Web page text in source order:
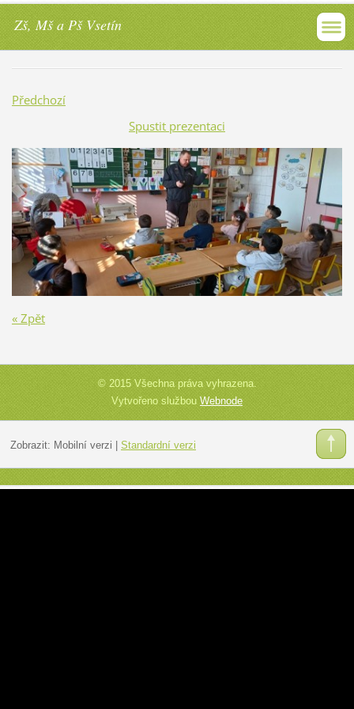
Zš, Mš a Pš Vsetín
Předchozí
Spustit prezentaci
« Zpět
© 2015 Všechna práva vyhrazena.
Vytvořeno službouWebnode
Zobrazit: Mobilní verzi | Standardní verzi